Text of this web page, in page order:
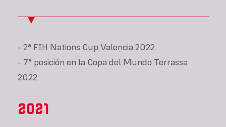
- 2ª FIH Nations Cup Valencia 2022
- 7ª posición en la Copa del Mundo Terrassa
2022
2021